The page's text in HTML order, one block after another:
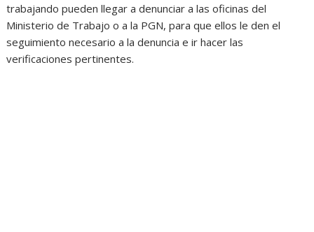
trabajando pueden llegar a denunciar a las oficinas del
Ministerio de Trabajo o a la PGN, para que ellos le den el
seguimiento necesario a la denuncia e ir hacer las
verificaciones pertinentes.